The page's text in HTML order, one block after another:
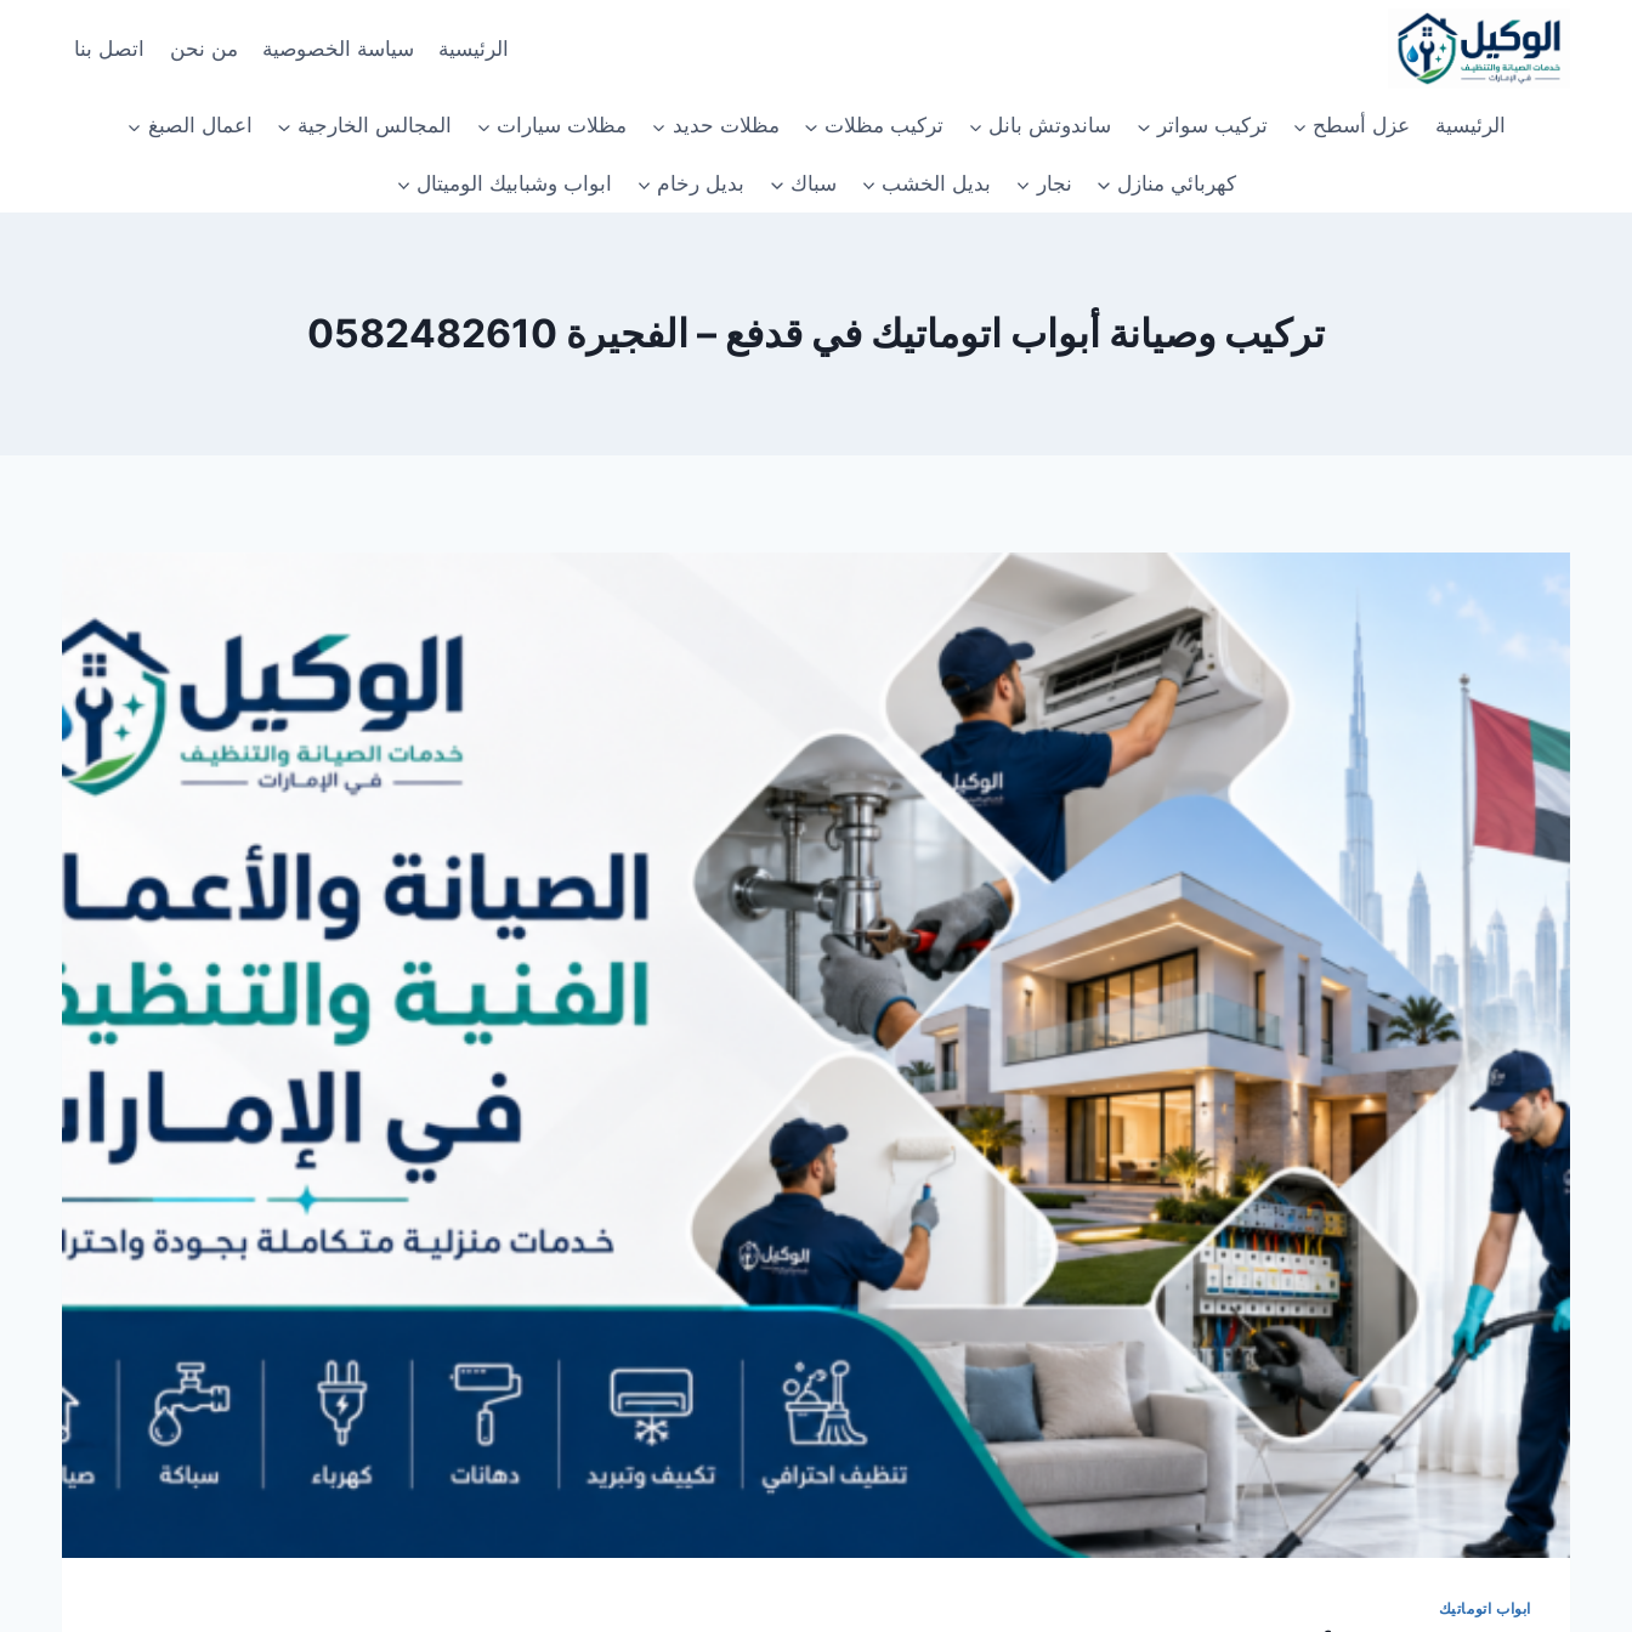
الرئيسية سياسة الخصوصية من نحن اتصل بنا
الرئيسية عزل أسطح تركيب سواتر ساندوتش بانل تركيب مظلات مظلات حديد مظلات سيارات المجالس الخارجية اعمال الصبغ
كهربائي منازل نجار بديل الخشب سباك بديل رخام ابواب وشبابيك الوميتال
تركيب وصيانة أبواب اتوماتيك في قدفع – الفجيرة 0582482610
ابواب اتوماتيك